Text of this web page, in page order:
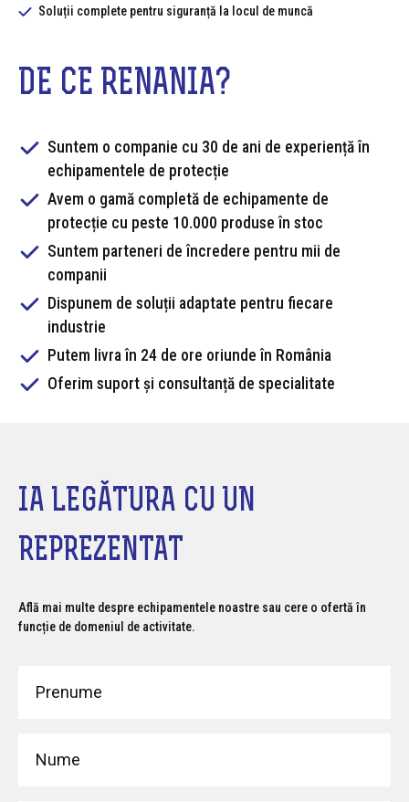
Soluții complete pentru siguranță la locul de muncă
DE CE RENANIA?
Suntem o companie cu 30 de ani de experiență în
echipamentele de protecție
Avem o gamă completă de echipamente de
protecție cu peste 10.000 produse în stoc
Suntem parteneri de încredere pentru mii de
companii
Dispunem de soluții adaptate pentru fiecare
industrie
Putem livra în 24 de ore oriunde în România
Oferim suport și consultanță de specialitate
IA LEGĂTURA CU UN
REPREZENTAT
Află mai multe despre echipamentele noastre sau cere o ofertă în
funcție de domeniul de activitate.